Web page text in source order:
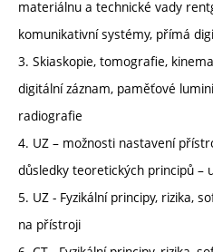
materiálnu a technické vady
komunikativní systémy, přímá
3. Skiaskopie, tomografie,
digitální záznam, paměťové
radiografie
4. UZ – možnosti nastavení
důsledky teoretických principů –
5. UZ - Fyzikální principy, rizika,
na přístroji